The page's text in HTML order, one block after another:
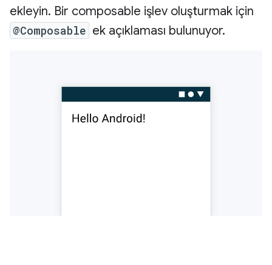
ekleyin. Bir composable işlev oluşturmak için
@Composable ek açıklaması bulunuyor.